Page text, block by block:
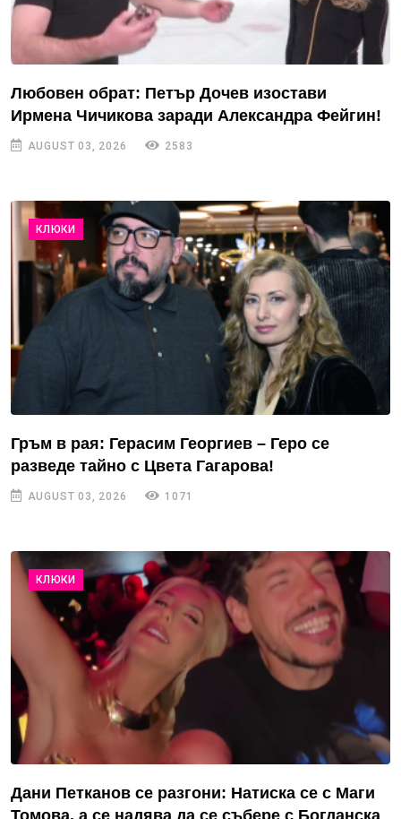
Любовен обрат: Петър Дочев изостави
Ирмена Чичикова заради Александра Фейгин!
AUGUST 03, 2026 2583
КЛЮКИ
Гръм в рая: Герасим Георгиев – Геро се
разведе тайно с Цвета Гагарова!
AUGUST 03, 2026 1071
КЛЮКИ
Дани Петканов се разгони: Натиска се с Маги